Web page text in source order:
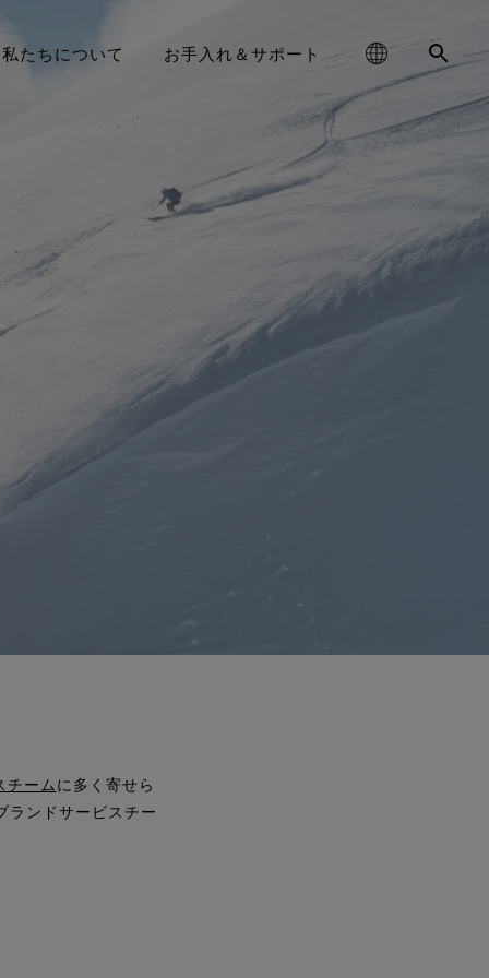
ハイキング
全てのアクティビティ
GORE‑TEX® プロダクト
GORE‑TEX® フットウェア
SURROUND® フット
Invisible Fit フット
フットウェアテクノロジ
WINDSTOPPER® ストレッチ グロ
ーブ by GORE‑TEX LABS®
WINDSTOPPER® グローブ by
責任あるパフォーマンス
づくイノベーションを通
に基づくイノベーション
耐久性がアウトドア業界で注目さ
れるテーマとなった背景をご紹介
私たちについて
コラム
Trails 動画シリーズ ブランド アンバサダー
お手入れ＆サポート
お手入れ方法
DWR（耐久撥水） 保証 ＆ 返品
チーム に多く寄せら
ランドサービスチー